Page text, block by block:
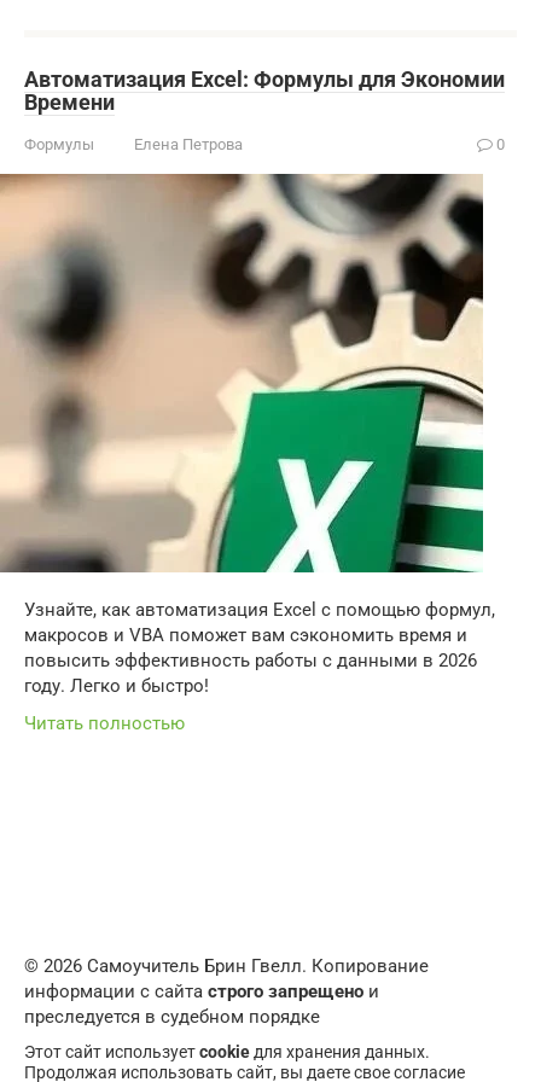
Автоматизация Excel: Формулы для Экономии
Времени
Формулы Елена Петрова 0
Узнайте, как автоматизация Excel с помощью формул,
макросов и VBA поможет вам сэкономить время и
повысить эффективность работы с данными в 2026
году. Легко и быстро!
Читать полностью
© 2026 Самоучитель Брин Гвелл. Копирование
информации с сайта строго запрещено и
преследуется в судебном порядке
Этот сайт используетcookie для хранения данных.
Продолжая использовать сайт, вы даете свое согласие